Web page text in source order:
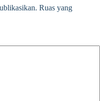
Ruas yang